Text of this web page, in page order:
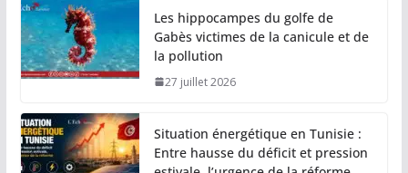
Les hippocampes du golfe de
Gabès victimes de la canicule et de
la pollution
27 juillet 2026
Situation énergétique en Tunisie :
Entre hausse du déficit et pression